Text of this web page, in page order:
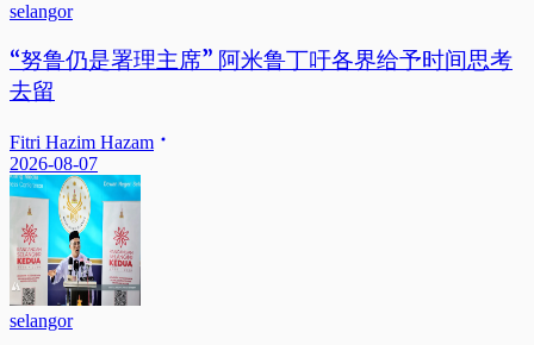
selangor
“努鲁仍是署理主席” 阿米鲁丁吁各界给予时间思考
去留
Fitri Hazim Hazam
2026-08-07
selangor